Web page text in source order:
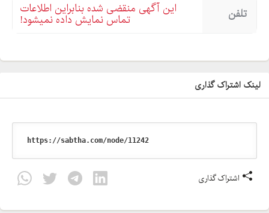
تلفن این آگهی منقضی شده بنابراین اطلاعات
تماس نمایش داده نمیشود!
لینک اشتراک گذاری
اشتراک گذاری